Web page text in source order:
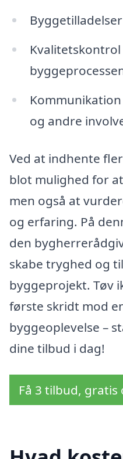
og andre
Ved at indhente
blot mulighed for
men også at
og erfaring. På
den
skabe tryghed og
byggeprojekt. Tøv
første skridt mod
byggeoplevelse –
dine tilbud i dag!
Få 3 tilbud,